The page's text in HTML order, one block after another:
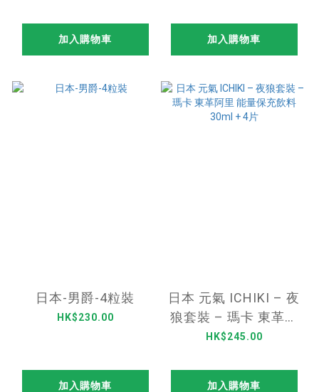
加入購物車 加入購物車
日本-男爵-4粒裝
HK$230.00
加入購物車
日本 元氣 ICHIKI – 夜
狼套裝 – 瑪卡 東革阿
里 能量保充飲料 30ml
HK$245.00
加入購物車